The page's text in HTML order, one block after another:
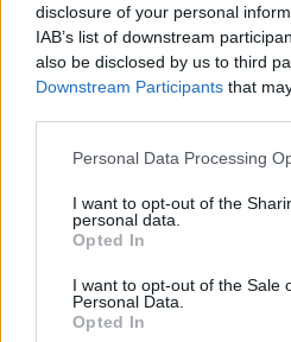
disclosure of your personal
IAB’s list of downstream
also be disclosed by us to third
Downstream Participants that
Please note that this website/app
not limited to your visit or usage
grant or deny consent to Google
use your data for below specified
consent section.
Personal Data Processing
I want to opt-out of the
personal data.
Opted In
I want to opt-out of the Sale
Personal Data.
Opted In
Ο ηθοποιός ανέφερε πως
Για τον γιο του Γιώργο
γίνεσαι γονιός. Θέλω να
απολαμβάνω τη ζωή με